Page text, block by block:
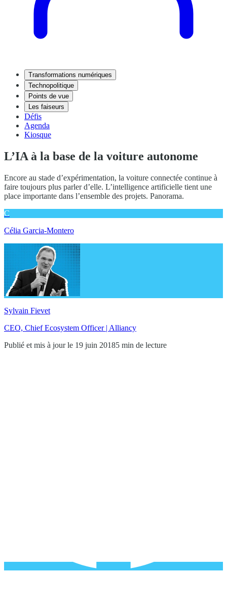
Transformations numériques
Technopolitique
Points de vue
Les faiseurs
Défis
Agenda
Kiosque
L’IA à la base de la voiture autonome
Encore au stade d’expérimentation, la voiture connectée continue à
faire toujours plus parler d’elle. L’intelligence artificielle tient une
place importante dans l’ensemble des projets. Panorama.
C
Célia Garcia-Montero
Sylvain Fievet
CEO, Chief Ecosystem Officer | Alliancy
Publié et mis à jour le 19 juin 20185 min de lecture